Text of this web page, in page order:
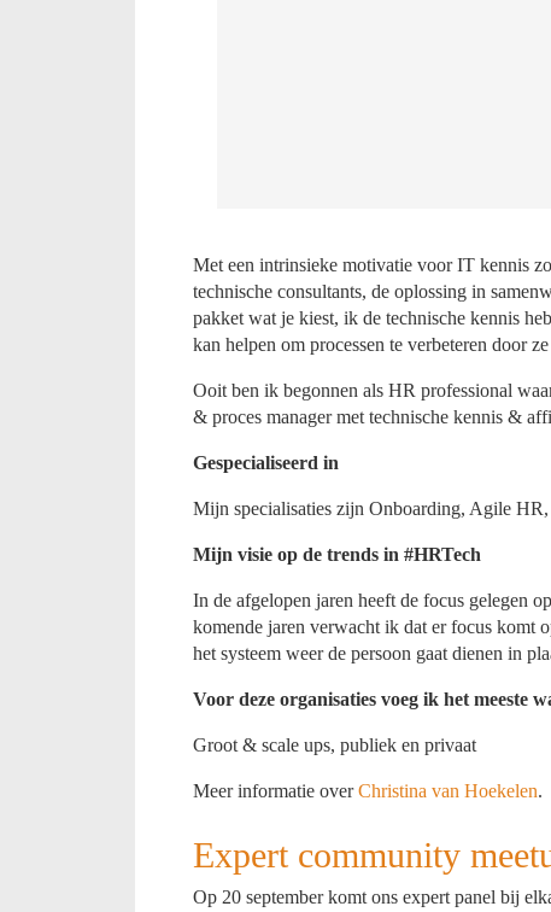
Met een intrinsieke motivatie voor IT kennis
technische consultants, de oplossing in
pakket wat je kiest, ik de technische kennis
kan helpen om processen te verbeteren door
Ooit ben ik begonnen als HR professional
& proces manager met technische kennis &
Gespecialiseerd in
Mijn specialisaties zijn Onboarding, Agile
Mijn visie op de trends in #HRTech
In de afgelopen jaren heeft de focus gelegen
komende jaren verwacht ik dat er focus komt
het systeem weer de persoon gaat dienen in
Voor deze organisaties voeg ik het meeste
Groot & scale ups, publiek en privaat
Meer informatie overChristina van Hoekelen.
Expert community
Op 20 september komt ons expert panel bij